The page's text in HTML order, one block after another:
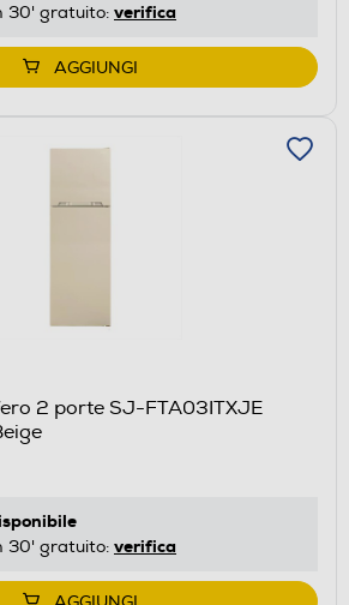
30' gratuito: verifica
AGGIUNGI
2 porte SJ-FTA03ITXJE
30' gratuito: verifica